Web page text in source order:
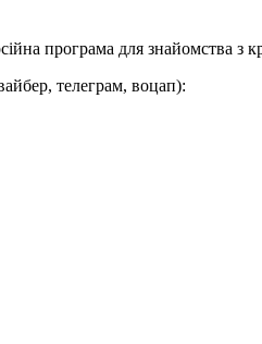
програма для знайомства з
телеграм, воцап):